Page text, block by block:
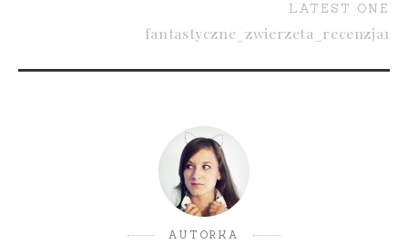
LATEST ONE
fantastyczne_zwierzeta_recenzja1
AUTORKA